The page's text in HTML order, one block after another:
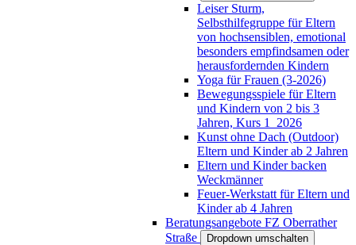
Leiser Sturm,
Selbsthilfegruppe für Eltern
von hochsensiblen, emotional
besonders empfindsamen oder
herausfordernden Kindern
Yoga für Frauen (3-2026)
Bewegungsspiele für Eltern
und Kindern von 2 bis 3
Jahren, Kurs 1_2026
Kunst ohne Dach (Outdoor)
Eltern und Kinder ab 2 Jahren
Eltern und Kinder backen
Weckmänner
Feuer-Werkstatt für Eltern und
Kinder ab 4 Jahren
Beratungsangebote FZ Oberrather
Straße
Dropdown umschalten